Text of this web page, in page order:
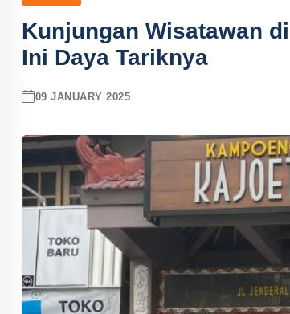
Kunjungan Wisatawan
Ini Daya Tariknya
09 JANUARY 2025